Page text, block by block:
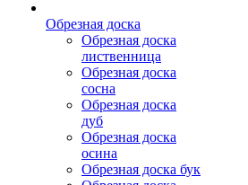
Обрезная доска
Обрезная доска
лиственница
Обрезная доска
сосна
Обрезная доска
дуб
Обрезная доска
осина
Обрезная доска бук